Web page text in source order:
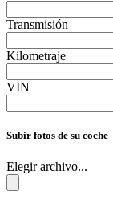
Transmisión
Kilometraje
VIN
Subir fotos de su coche
Elegir archivo...